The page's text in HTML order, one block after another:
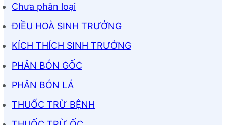
Chưa phân loại
ĐIỀU HOÀ SINH TRƯỞNG
KÍCH THÍCH SINH TRƯỞNG
PHÂN BÓN GỐC
PHÂN BÓN LÁ
THUỐC TRỪ BỆNH